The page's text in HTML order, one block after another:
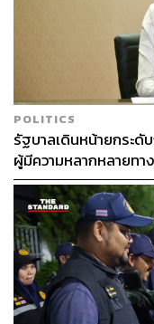
POLITICS
รัฐบาลเดินหน้ายกระ
ผู้มีความหลากหลายทา
หลักสูตรในห้องเรียนถึ